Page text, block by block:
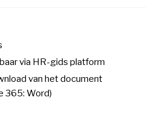
via HR-gids platform
van het document
365: Word)